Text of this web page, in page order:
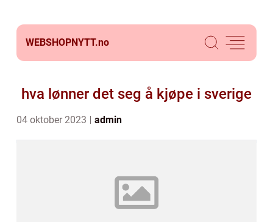
WEBSHOPNYTT.no
hva lønner det seg å kjøpe i sverige
04 oktober 2023 admin